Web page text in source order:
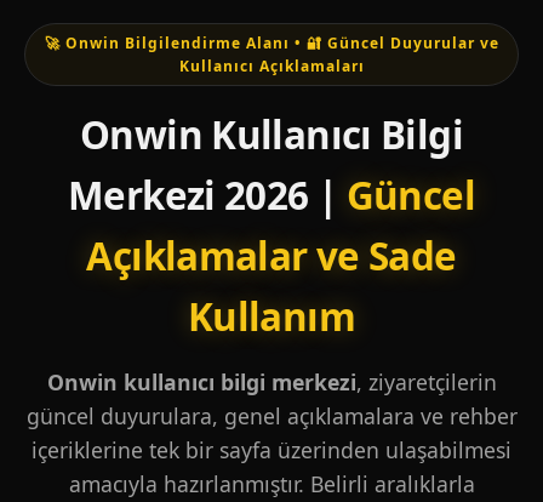
🚀 Onwin Bilgilendirme Alanı • 🔐 Güncel Duyurular ve
Kullanıcı Açıklamaları
Onwin Kullanıcı Bilgi
Merkezi 2026 | Güncel
Açıklamalar ve Sade
Kullanım
Onwin kullanıcı bilgi merkezi, ziyaretçilerin
güncel duyurulara, genel açıklamalara ve rehber
içeriklerine tek bir sayfa üzerinden ulaşabilmesi
amacıyla hazırlanmıştır. Belirli aralıklarla